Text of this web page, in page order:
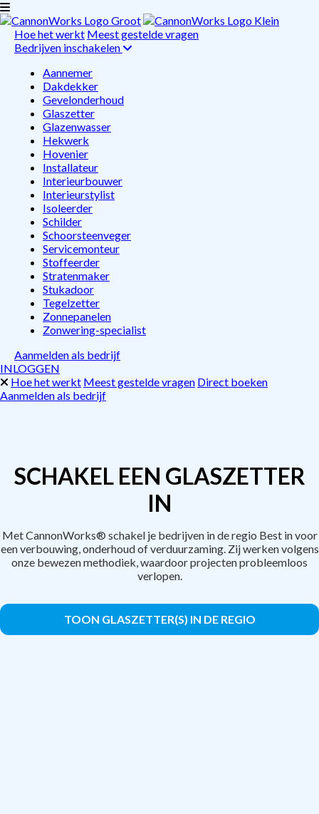
Hoe het werkt Meest gestelde vragen
Bedrijven inschakelen
Aannemer
Dakdekker
Gevelonderhoud
Glaszetter
Glazenwasser
Hekwerk
Hovenier
Installateur
Interieurbouwer
Interieurstylist
Isoleerder
Schilder
Schoorsteenveger
Servicemonteur
Stoffeerder
Stratenmaker
Stukadoor
Tegelzetter
Zonnepanelen
Zonwering-specialist
Aanmelden als bedrijf
INLOGGEN
Hoe het werkt Meest gestelde vragen Direct boeken
Aanmelden als bedrijf
SCHAKEL EEN GLASZETTER
IN
Met CannonWorks® schakel je bedrijven in de regio Best in voor
een verbouwing, onderhoud of verduurzaming. Zij werken volgens
onze bewezen methodiek, waardoor projecten probleemloos
verlopen.
TOON GLASZETTER(S) IN DE REGIO